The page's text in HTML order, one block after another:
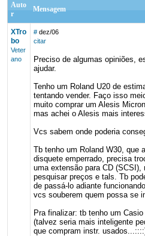
Auto
r
Mensagem
XTro
bo
Veter
ano
# dez/06
citar
Preciso de algumas opiniões,
ajudar.
Tenho um Roland U20 de
tentando vender. Faço isso
muito comprar um Alesis
mas achei o Alesis mais
Vcs sabem onde poderia
Tb tenho um Roland W30, que
disquete emperrado, precisa
uma extensão para CD
pesquisar preços e tals. Tb
de passá-lo adiante
vcs souberem quem possa se
Pra finalizar: tb tenho um
(talvez seria mais inteligente
que compram instr.